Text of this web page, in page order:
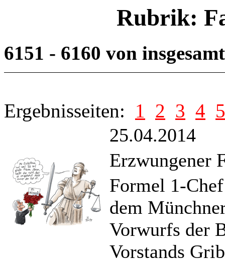
Rubrik:
6151 - 6160 von
Ergebnisseiten: 1 2 3 4 5
25.04.2014
Erzwungener
Formel 1-
dem
Vorwurfs der
Vorstands